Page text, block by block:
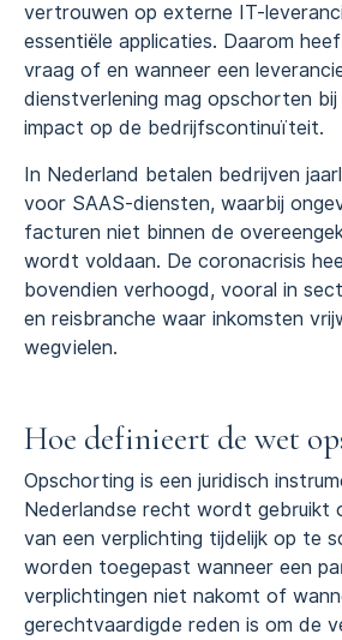
vertrouwen op externe IT-
essentiële applicaties. Daarom
vraag of en wanneer een
dienstverlening mag opschorten
impact op de bedrijfscontinuïteit.
In Nederland betalen bedrijven
voor SAAS-diensten, waarbij
facturen niet binnen de
wordt voldaan. De coronacrisis
bovendien verhoogd, vooral in
en reisbranche waar inkomsten
wegvielen.
Hoe definieert de wet
Opschorting is een juridisch
Nederlandse recht wordt gebruikt
van een verplichting tijdelijk op te
worden toegepast wanneer een
verplichtingen niet nakomt of
gerechtvaardigde reden is om de